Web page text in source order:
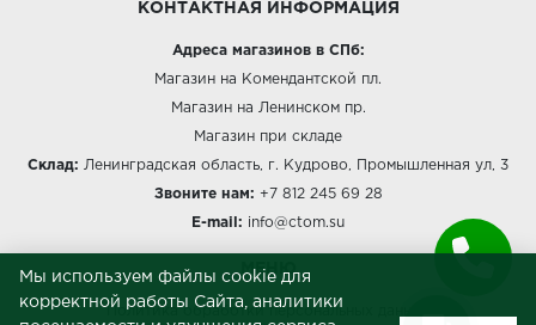
КОНТАКТНАЯ ИНФОРМАЦИЯ
Адреса магазинов в СПб:
Магазин на Комендантской пл.
Магазин на Ленинском пр.
Магазин при складе
Склад: Ленинградская область, г. Кудрово, Промышленная ул, 3
Звоните нам: +7 812 245 69 28
E-mail: info@ctom.su
МЕНЮ
Политика обработки персональных данных
Мы используем файлы cookie для
корректной работы Сайта, аналитики